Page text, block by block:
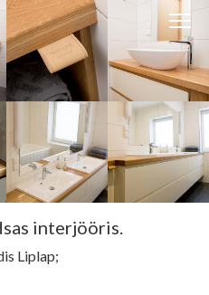
Close
EST ENG
WESSE DISAIN
DISAIN
TEHNIKA
KONTAKT
interjööris.
Liplap;